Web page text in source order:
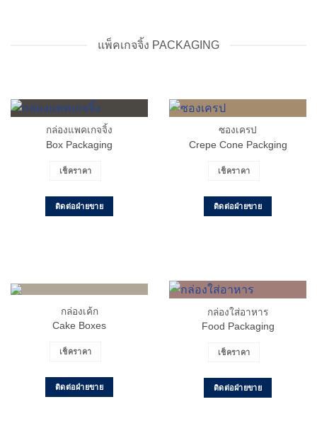
แพ็คเกจจิ้ง PACKAGING
กล่องแพคเกจจิ้ง
Box Packaging
เช็คราคา
ติดต่อฝ่ายขาย
ซองเครป
Crepe Cone Packging
เช็คราคา
ติดต่อฝ่ายขาย
กล่องเค้ก
Cake Boxes
เช็คราคา
ติดต่อฝ่ายขาย
กล่องใส่อาหาร
Food Packaging
เช็คราคา
ติดต่อฝ่ายขาย